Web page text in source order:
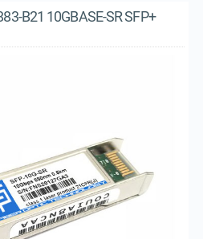
B21 10GBASE-SR SFP+